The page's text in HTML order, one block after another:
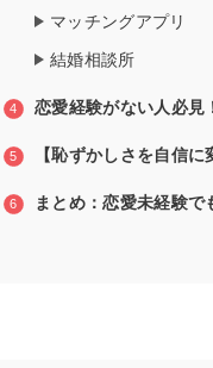
マッチングアプリ
結婚相談所
恋愛経験がない人必見
【恥ずかしさを自信
まとめ：恋愛未経験で